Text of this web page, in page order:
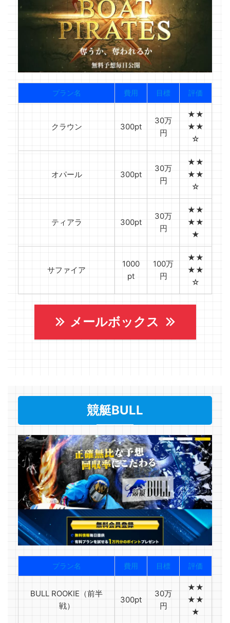
プラン名 費用 目標 評価
クラウン 300pt
30万
円
★★
★★
☆
オパール 300pt
30万
円
★★
★★
☆
ティアラ 300pt
30万
円
★★
★★
★
サファイア
1000
pt
100万
円
★★
★★
☆
メールボックス
競艇BULL
プラン名 費用 目標 評価
BULL ROOKIE（前半
戦）
300pt
30万
円
★★
★★
★